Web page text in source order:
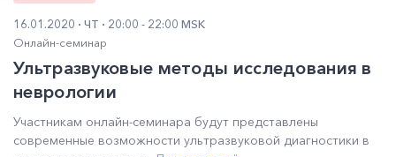
16.01.2020 ЧТ
20:00 - 22:00 MSK
Онлайн-семинар
Ультразвуковые методы исследования в
неврологии
Участникам онлайн-семинара будут представлены
современные возможности ультразвуковой диагностики в